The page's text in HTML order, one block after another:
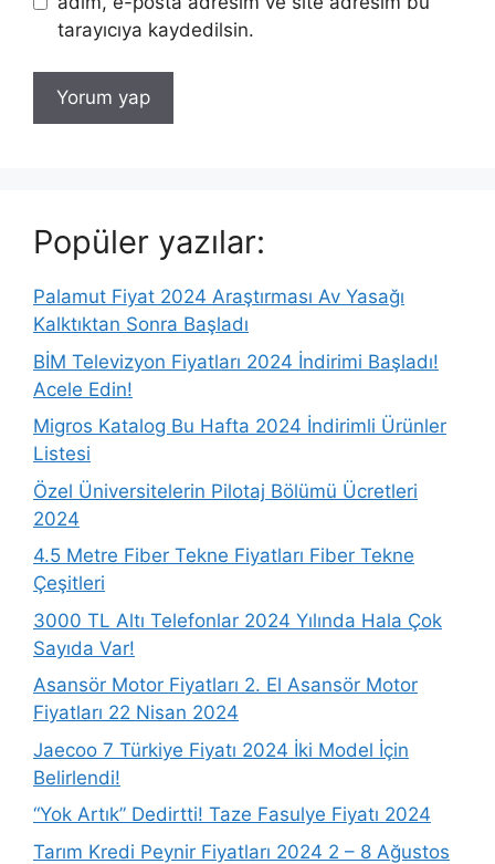
tarayıcıya kaydedilsin.
Popüler yazılar:
Palamut Fiyat 2024 Araştırması Av Yasağı
Kalktıktan Sonra Başladı
BİM Televizyon Fiyatları 2024 İndirimi Başladı!
Acele Edin!
Migros Katalog Bu Hafta 2024 İndirimli Ürünler
Listesi
Özel Üniversitelerin Pilotaj Bölümü Ücretleri
2024
4.5 Metre Fiber Tekne Fiyatları Fiber Tekne
Çeşitleri
3000 TL Altı Telefonlar 2024 Yılında Hala Çok
Sayıda Var!
Asansör Motor Fiyatları 2. El Asansör Motor
Fiyatları 22 Nisan 2024
Jaecoo 7 Türkiye Fiyatı 2024 İki Model İçin
Belirlendi!
“Yok Artık” Dedirtti! Taze Fasulye Fiyatı 2024
Tarım Kredi Peynir Fiyatları 2024 2 – 8 Ağustos